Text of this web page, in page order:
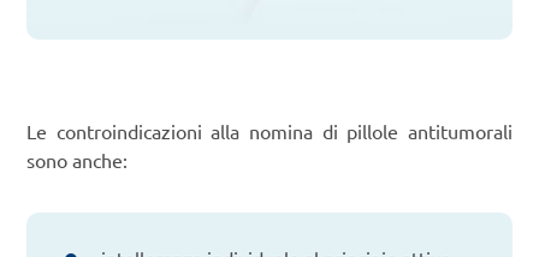
Le controindicazioni alla nomina di pillole antitumorali
sono anche: